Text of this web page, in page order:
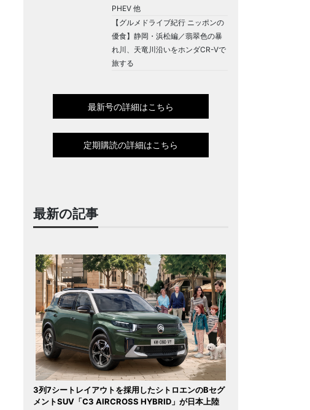
PHEV 他
【グルメドライブ紀行 ニッポンの
優食】静岡・浜松編／翡翠色の暴
れ川、天竜川沿いをホンダCR-Vで
旅する
最新号の詳細はこちら
定期購読の詳細はこちら
最新の記事
3列7シートレイアウトを採用したシトロエンのBセグ
メントSUV「C3 AIRCROSS HYBRID」が日本上陸